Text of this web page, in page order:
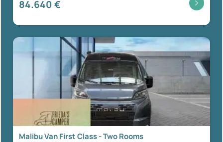
84.640 €
Malibu Van First Class - Two Rooms